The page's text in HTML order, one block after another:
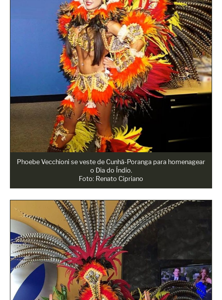
Phoebe Vecchioni se veste de Cunhã-Poranga para homenagear
o Dia do Índio.
Foto: Renato Cipriano